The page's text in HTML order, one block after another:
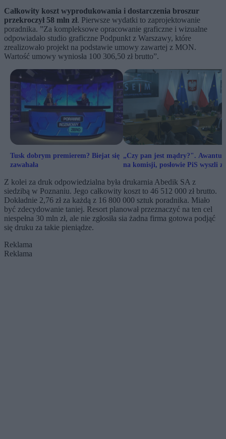
Całkowity koszt wyprodukowania i dostarczenia broszur
przekroczył 58 mln zł. Pierwsze wydatki to zaprojektowanie
poradnika. ”Za kompleksowe opracowanie graficzne i wizualne
odpowiadało studio graficzne Podpunkt z Warszawy, które
zrealizowało projekt na podstawie umowy zawartej z MON.
Wartość umowy wyniosła 100 306,50 zł brutto”.
Tusk dobrym premierem? Biejat się
zawahała
„Czy pan jest mądry?".
na komisji, posłowie PiS wyszli z
Z kolei za druk odpowiedzialna była drukarnia Abedik SA z
siedzibą w Poznaniu. Jego całkowity koszt to 46 512 000 zł brutto.
Dokładnie 2,76 zł za każdą z 16 800 000 sztuk poradnika. Miało
być zdecydowanie taniej. Resort planował przeznaczyć na ten cel
niespełna 30 mln zł, ale nie zgłosiła sia żadna firma gotowa podjąć
się druku za takie pieniądze.
Reklama
Reklama